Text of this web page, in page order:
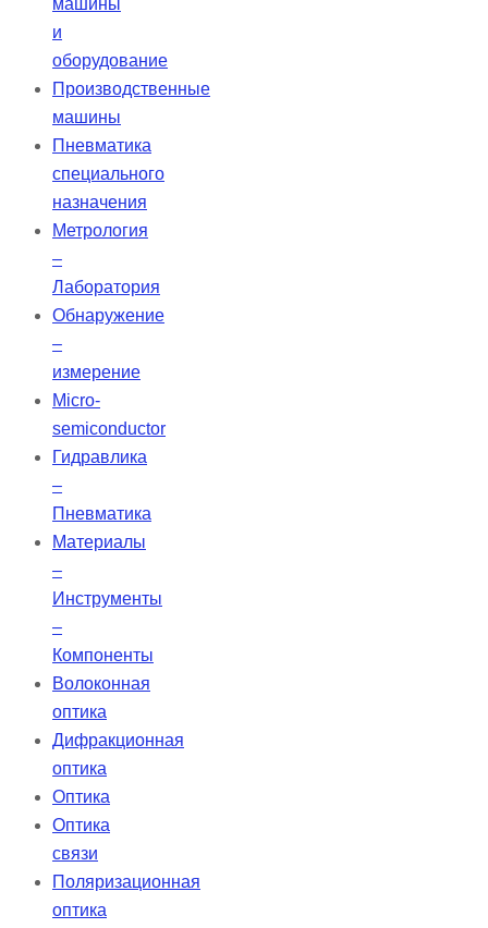
машины
и
оборудование
Производственные
машины
Пневматика
специального
назначения
Метрология
–
Лаборатория
Обнаружение
–
измерение
Micro-
semiconductor
Гидравлика
–
Пневматика
Материалы
–
Инструменты
–
Компоненты
Волоконная
оптика
Дифракционная
оптика
Оптика
Оптика
связи
Поляризационная
оптика